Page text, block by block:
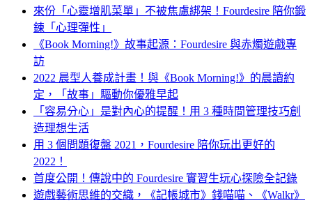
來份「心靈增肌菜單」不被焦慮綁架！Fourdesire 陪你鍛
鍊「心理彈性」
《Book Morning!》故事起源：Fourdesire 與赤燭遊戲專
訪
2022 晨型人養成計畫！與《Book Morning!》的晨讀約
定，「故事」驅動你優雅早起
「容易分心」是對內心的提醒！用 3 種時間管理技巧創
造理想生活
用 3 個問題復盤 2021，Fourdesire 陪你玩出更好的
2022！
首度公開！傳說中的 Fourdesire 實習生玩心探險全記錄
遊戲藝術思維的交織，《記帳城市》錢喵喵、《Walkr》